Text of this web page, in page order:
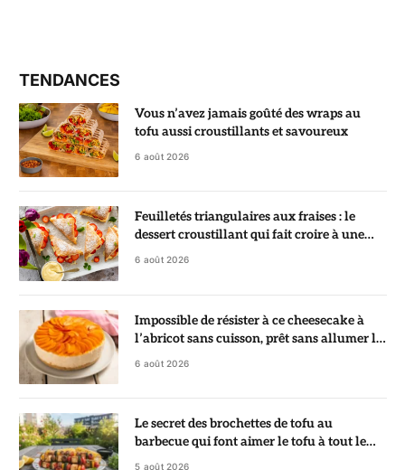
TENDANCES
Vous n’avez jamais goûté des wraps au
tofu aussi croustillants et savoureux
6 août 2026
Feuilletés triangulaires aux fraises : le
dessert croustillant qui fait croire à une
pâtisserie de chef
6 août 2026
Impossible de résister à ce cheesecake à
l’abricot sans cuisson, prêt sans allumer le
four
6 août 2026
Le secret des brochettes de tofu au
barbecue qui font aimer le tofu à tout le
monde
5 août 2026